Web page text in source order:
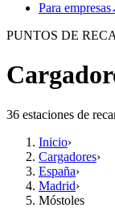
Para empresas
PUNTOS DE
36 estaciones de
Inicio›
Cargadores›
España›
Madrid›
Móstoles